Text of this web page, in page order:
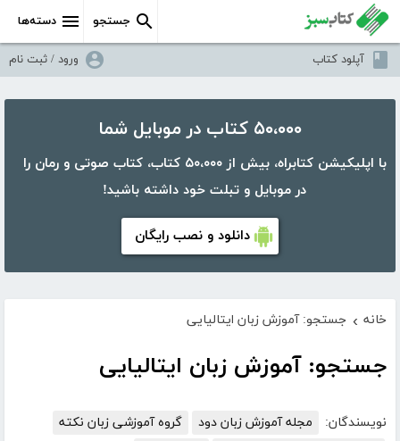
دسته‌ها جستجو
آپلود کتاب ورود / ثبت نام
۵۰،۰۰۰ کتاب در موبایل شما
با اپلیکیشن کتابراه، بیش از ۵۰،۰۰۰ کتاب، کتاب صوتی و رمان را
در موبایل و تبلت خود داشته باشید!
دانلود و نصب رایگان
خانه › جستجو: آموزش زبان ایتالیایی
جستجو: آموزش زبان ایتالیایی
نویسندگان: مجله آموزش زبان دود
گروه آموزشی زبان نکته